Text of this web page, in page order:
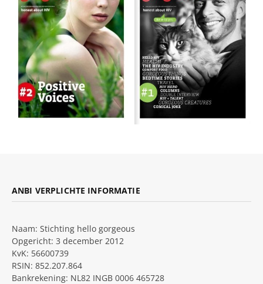
ANBI VERPLICHTE INFORMATIE
Naam: Stichting hello gorgeous
Opgericht: 3 december 2012
KvK: 56600739
RSIN: 852.207.864
Bankrekening: NL82 INGB 0006 465728